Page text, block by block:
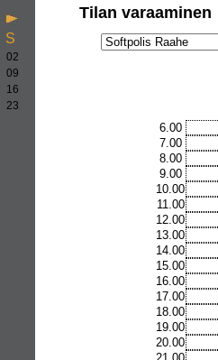
S
02
09
16
23
Tilan varaaminen
6.00
7.00
8.00
9.00
10.00
11.00
12.00
13.00
14.00
15.00
16.00
17.00
18.00
19.00
20.00